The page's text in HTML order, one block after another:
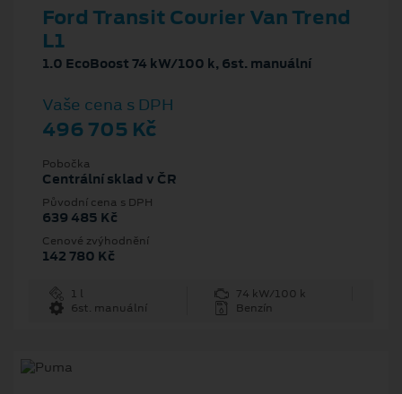
Ford Transit Courier Van Trend
L1
1.0 EcoBoost 74 kW/100 k, 6st. manuální
Vaše cena s DPH
496 705 Kč
Pobočka
Centrální sklad v ČR
Původní cena s DPH
639 485 Kč
Cenové zvýhodnění
142 780 Kč
1 l
74 kW/100 k
6st. manuální
Benzín